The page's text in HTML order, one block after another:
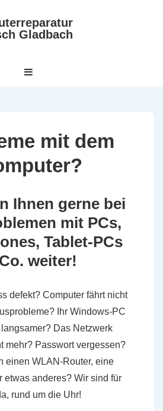
Gladbach
mit dem
Ihnen gerne bei
mit PCs,
Tablet-PCs
weiter!
defekt? Computer fährt nicht
Ihr Windows-PC
Das Netzwerk
mehr? Passwort vergessen?
einen WLAN-Router, eine
etwas anderes? Wir sind für
rund um die Uhr!